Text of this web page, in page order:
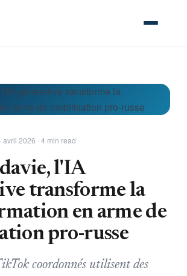
avril 2026 · 4 min read
l'IA
transforme la
en arme de
pro-russe
coordonnés utilisent des